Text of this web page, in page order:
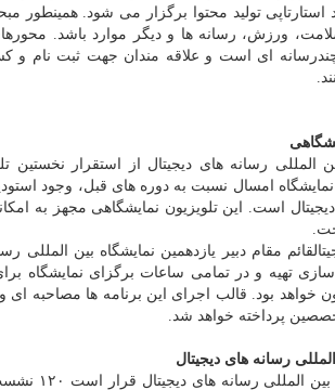
شده و ۲۵ آبان از ساعت ۱۰ الی ۱۹ رویداد استارتاپی تولید محتوا برگزار
ورزش، رسانه ها و دیگر موارد باشد. محورهای
ای است و علاقه مندان جهت ثبت نام و
المللی رسانه های دیجیتال از استقرار نخستین
امسال نسبت به دوره های قبل، وجود
است. این تلویزیون نمایشگاهی مجهز به
مقام دبیر یازدهمین نمایشگاه بین المللی
تهیه و در تمامی ساعات برگزای نمایشگاه
خواهد بود. قالب اجرای این برنامه ها مصاحبه
پرداخته خواهد شد.
به گفته مسئول